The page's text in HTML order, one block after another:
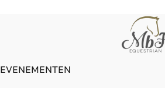
EVENEMENTEN